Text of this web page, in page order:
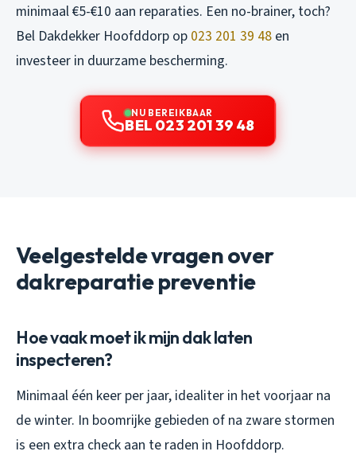
minimaal €5-€10 aan reparaties. Een no-brainer, toch?
Bel Dakdekker Hoofddorp op 023 201 39 48 en
investeer in duurzame bescherming.
NU BEREIKBAAR
BEL 023 201 39 48
Veelgestelde vragen over
dakreparatie preventie
Hoe vaak moet ik mijn dak laten
inspecteren?
Minimaal één keer per jaar, idealiter in het voorjaar na
de winter. In boomrijke gebieden of na zware stormen
is een extra check aan te raden in Hoofddorp.